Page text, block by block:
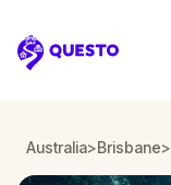
Questo
Australia>Brisbane>